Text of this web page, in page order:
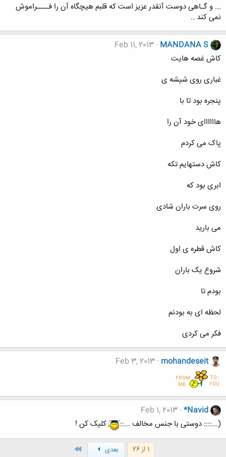
... و گـاهی دوست آنقدر عزیز است که قلبم هیچگاه آن را فــــراموش
نمی کند ..
MANDANA S
Feb 11, 2013
ﮐﺎﺵ ﻏﺼﻪ ﻫﺎﯾﺖ
ﻏﺒﺎﺭﯼ ﺭﻭﯼ ﺷﯿﺸﻪ ﯼ
ﭘﻨﺠﺮﻩ ﺑﻮﺩ ﺗﺎ ﺑﺎ
ﻫﺎﺍﺍﺍﺍﺍﯼ ﺧﻮﺩ ﺁﻥ ﺭﺍ
ﭘﺎﮎ ﻣﯽ ﮐﺮﺩﻡ
ﮐﺎﺵ ﺩﺳﺘﻬﺎﯾﻢ ﺗﮑﻪ
ﺍﺑﺮﯼ ﺑﻮﺩ ﮐﻪ
ﺭﻭﯼ ﺳﺮﺕ ﺑﺎﺭﺍﻥ ﺷﺎﺩﯼ
ﻣﯽ ﺑﺎﺭﯾﺪ
ﮐﺎﺵ ﻗﻄﺮﻩ ﯼ ﺍﻭﻝ
ﺷﺮﻭﻉ ﯾﮏ ﺑﺎﺭﺍﻥ
ﺑﻮﺩﻡ ﺗﺎ
ﻟﺤﻈﻪ ﺍﯼ ﺑﻪ ﺑﻮﺩﻧﻢ
ﻓﮑﺮ ﻣﯽ ﮐﺮﺩﯼ
mohandeseit
Feb 3, 2013
*Navid
Feb 1, 2013
(...:::: دوستی با جنس مخالف ...::
کلیک کن !
1 از 26 بعدی